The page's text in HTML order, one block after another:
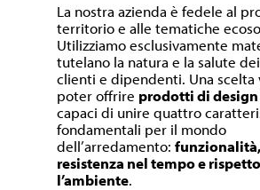
La nostra azienda è fedele al
territorio e alle tematiche
Utilizziamo esclusivamente
tutelano la natura e la salute
clienti e dipendenti. Una scelta
poter offrire prodotti di
capaci di unire quattro
fondamentali per il mondo
dell’arredamento:
resistenza nel tempo e
l’ambiente.